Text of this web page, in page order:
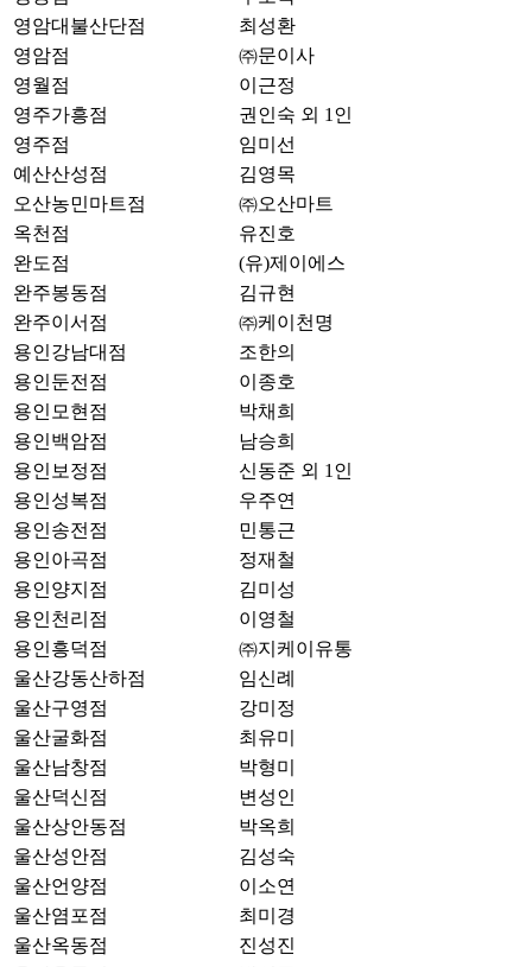
영암대불산단점
최성환
영암점
㈜문이사
영월점
이근정
영주가흥점
권인숙 외 1인
영주점
임미선
예산산성점
김영목
오산농민마트점
㈜오산마트
옥천점
유진호
완도점
(유)제이에스
완주봉동점
김규현
완주이서점
㈜케이천명
용인강남대점
조한의
용인둔전점
이종호
용인모현점
박채희
용인백암점
남승희
용인보정점
신동준 외 1인
용인성복점
우주연
용인송전점
민통근
용인아곡점
정재철
용인양지점
김미성
용인천리점
이영철
용인흥덕점
㈜지케이유통
울산강동산하점
임신례
울산구영점
강미정
울산굴화점
최유미
울산남창점
박형미
울산덕신점
변성인
울산상안동점
박옥희
울산성안점
김성숙
울산언양점
이소연
울산염포점
최미경
울산옥동점
진성진